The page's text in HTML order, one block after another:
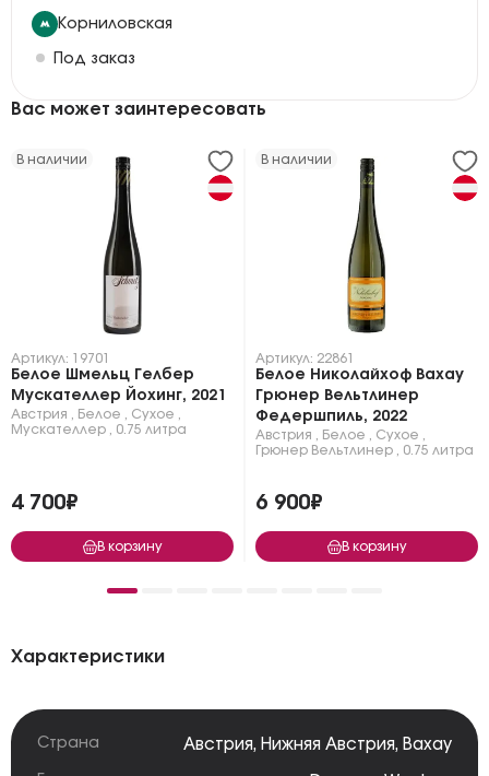
Корниловская
Под заказ
Вас может заинтересовать
В наличии
Артикул: 19701
Белое Шмельц Гелбер
Мускателлер Йохинг, 2021
Австрия Белое Сухое
Мускателлер
0.75 литра
4 700₽
В корзину
В наличии
Артикул: 22861
Белое Николайхоф Вахау
Грюнер Вельтлинер
Федершпиль, 2022
Австрия Белое Сухое
Грюнер Вельтлинер
0.75 литра
6 900₽
В корзину
Характеристики
Страна Австрия, Нижняя Австрия, Вахау